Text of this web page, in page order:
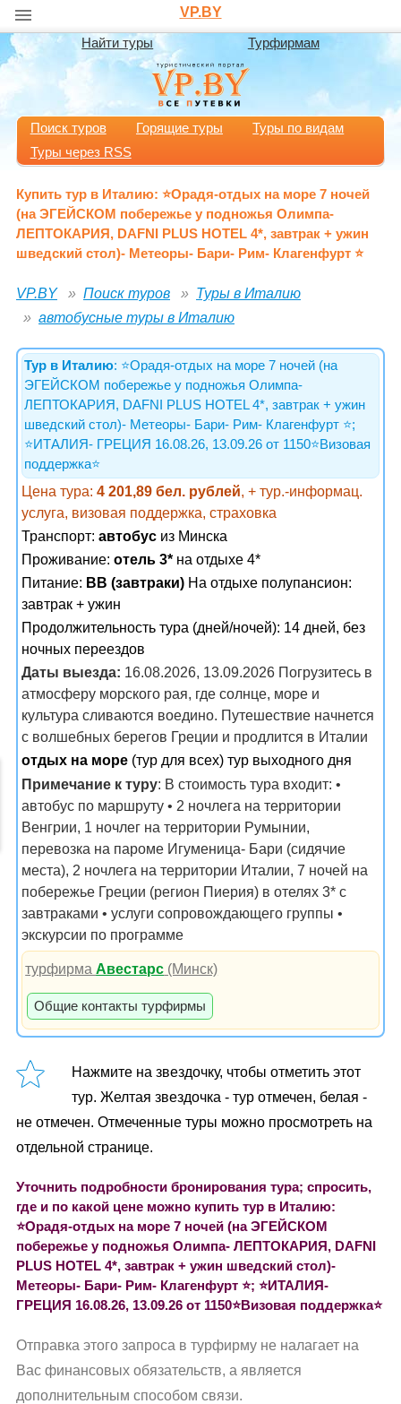
VP.BY
Найти туры Турфирмам
Поиск туров Горящие туры
Туры по видам
Туры через RSS
Купить тур в Италию: ⭐️Орадя-отдых на море 7 ночей
(на ЭГЕЙСКОМ побережье у подножья Олимпа-
ЛЕПТОКАРИЯ, DAFNI PLUS HOTEL 4*, завтрак + ужин
шведский стол)- Метеоры- Бари- Рим- Клагенфурт ⭐️
VP.BY Поиск туров
Туры в Италию
автобусные туры в Италию
Тур в Италию: ⭐️Орадя-отдых на море 7 ночей (на
ЭГЕЙСКОМ побережье у подножья Олимпа-
ЛЕПТОКАРИЯ, DAFNI PLUS HOTEL 4*, завтрак + ужин
шведский стол)- Метеоры- Бари- Рим- Клагенфурт ⭐️;
⭐️ИТАЛИЯ- ГРЕЦИЯ 16.08.26, 13.09.26 от 1150⭐️Визовая
поддержка⭐️
Цена тура: 4 201,89 бел. рублей, + тур.-информац.
услуга, визовая поддержка, страховка
Транспорт: автобус из Минска
Проживание: отель 3* на отдыхе 4*
Питание: BB (завтраки) На отдыхе полупансион:
завтрак + ужин
Продолжительность тура (дней/ночей): 14 дней, без
ночных переездов
Даты выезда: 16.08.2026, 13.09.2026 Погрузитесь в
атмосферу морского рая, где солнце, море и
культура сливаются воедино. Путешествие начнется
с волшебных берегов Греции и продлится в Италии
отдых на море (тур для всех) тур выходного дня
Примечание к туру: В стоимость тура входит: •
автобус по маршруту • 2 ночлега на территории
Венгрии, 1 ночлег на территории Румынии,
перевозка на пароме Игуменица- Бари (сидячие
места), 2 ночлега на территории Италии, 7 ночей на
побережье Греции (регион Пиерия) в отелях 3* с
завтраками • услуги сопровождающего группы •
экскурсии по программе
турфирмаАвестарс (Минск)
Общие контакты турфирмы
Нажмите на звездочку, чтобы отметить этот
тур. Желтая звездочка - тур отмечен, белая -
не отмечен. Отмеченные туры можно просмотреть на
отдельной странице.
Уточнить подробности бронирования тура; спросить,
где и по какой цене можно купить тур в Италию:
⭐️Орадя-отдых на море 7 ночей (на ЭГЕЙСКОМ
побережье у подножья Олимпа- ЛЕПТОКАРИЯ, DAFNI
PLUS HOTEL 4*, завтрак + ужин шведский стол)-
Метеоры- Бари- Рим- Клагенфурт ⭐️; ⭐️ИТАЛИЯ-
ГРЕЦИЯ 16.08.26, 13.09.26 от 1150⭐️Визовая поддержка⭐️
Отправка этого запроса в турфирму не налагает на
Вас финансовых обязательств, а является
дополнительным способом связи.